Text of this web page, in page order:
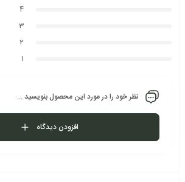
4
3
2
1
نظر خود را در مورد این محصول بنویسید ...
افزودن دیدگاه